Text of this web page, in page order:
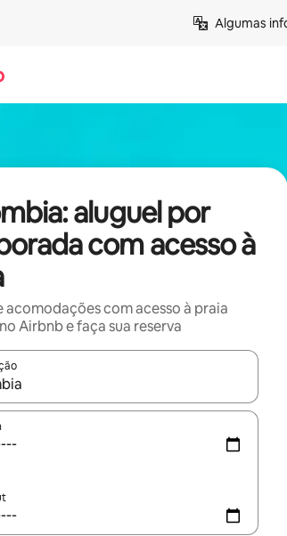
Algumas
aluguel por
com acesso à
acomodações com acesso à praia
Airbnb e faça sua reserva
os resultados estiverem disponíveis, explore-os